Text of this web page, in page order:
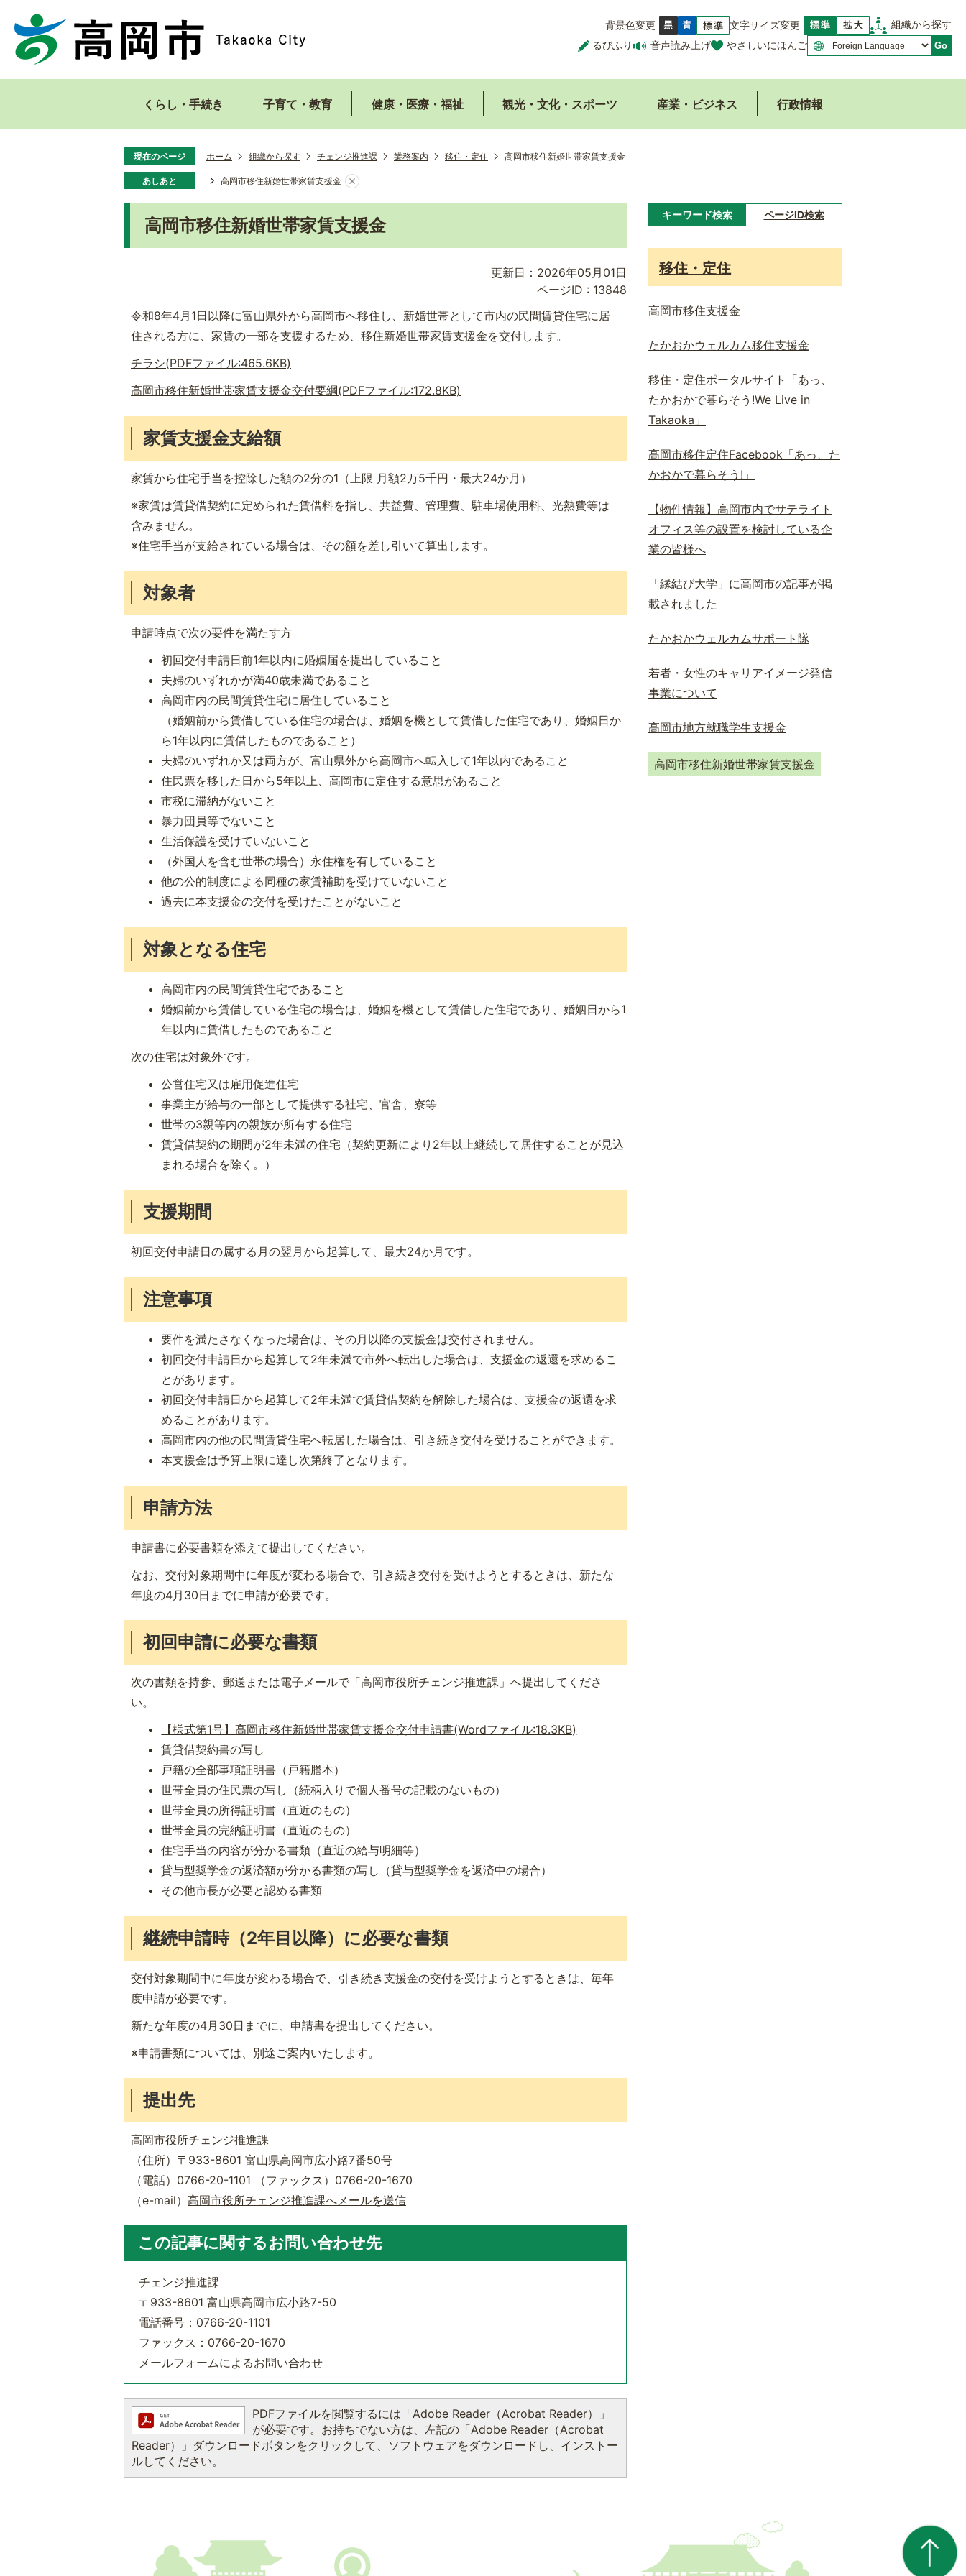
背景色変更 文字サイズ変更
組織から探す
るびふり
音声読み上げ やさしいにほんご Go
くらし・手続き 子育て・教育 健康・医療・福祉 観光・文化・スポーツ 産業・ビジネス 行政情報
現在のページ ホーム 組織から探す チェンジ推進課 業務案内 移住・定住 高岡市移住新婚世帯家賃支援金
あしあと 高岡市移住新婚世帯家賃支援金
高岡市移住新婚世帯家賃支援金
更新日：2026年05月01日
ページID : 13848
令和8年4月1日以降に富山県外から高岡市へ移住し、新婚世帯として市内の民間賃貸住宅に居
住される方に、家賃の一部を支援するため、移住新婚世帯家賃支援金を交付します。
チラシ(PDFファイル:465.6KB)
高岡市移住新婚世帯家賃支援金交付要綱(PDFファイル:172.8KB)
家賃支援金支給額
家賃から住宅手当を控除した額の2分の1（上限 月額2万5千円・最大24か月）
※家賃は賃貸借契約に定められた賃借料を指し、共益費、管理費、駐車場使用料、光熱費等は
含みません。
※住宅手当が支給されている場合は、その額を差し引いて算出します。
対象者
申請時点で次の要件を満たす方
初回交付申請日前1年以内に婚姻届を提出していること
夫婦のいずれかが満40歳未満であること
高岡市内の民間賃貸住宅に居住していること
（婚姻前から賃借している住宅の場合は、婚姻を機として賃借した住宅であり、婚姻日か
ら1年以内に賃借したものであること）
夫婦のいずれか又は両方が、富山県外から高岡市へ転入して1年以内であること
住民票を移した日から5年以上、高岡市に定住する意思があること
市税に滞納がないこと
暴力団員等でないこと
生活保護を受けていないこと
（外国人を含む世帯の場合）永住権を有していること
他の公的制度による同種の家賃補助を受けていないこと
過去に本支援金の交付を受けたことがないこと
対象となる住宅
高岡市内の民間賃貸住宅であること
婚姻前から賃借している住宅の場合は、婚姻を機として賃借した住宅であり、婚姻日から1
年以内に賃借したものであること
次の住宅は対象外です。
公営住宅又は雇用促進住宅
事業主が給与の一部として提供する社宅、官舎、寮等
世帯の3親等内の親族が所有する住宅
賃貸借契約の期間が2年未満の住宅（契約更新により2年以上継続して居住することが見込
まれる場合を除く。）
支援期間
初回交付申請日の属する月の翌月から起算して、最大24か月です。
注意事項
要件を満たさなくなった場合は、その月以降の支援金は交付されません。
初回交付申請日から起算して2年未満で市外へ転出した場合は、支援金の返還を求めるこ
とがあります。
初回交付申請日から起算して2年未満で賃貸借契約を解除した場合は、支援金の返還を求
めることがあります。
高岡市内の他の民間賃貸住宅へ転居した場合は、引き続き交付を受けることができます。
本支援金は予算上限に達し次第終了となります。
申請方法
申請書に必要書類を添えて提出してください。
なお、交付対象期間中に年度が変わる場合で、引き続き交付を受けようとするときは、新たな
年度の4月30日までに申請が必要です。
初回申請に必要な書類
次の書類を持参、郵送または電子メールで「高岡市役所チェンジ推進課」へ提出してくださ
い。
【様式第1号】高岡市移住新婚世帯家賃支援金交付申請書(Wordファイル:18.3KB)
賃貸借契約書の写し
戸籍の全部事項証明書（戸籍謄本）
世帯全員の住民票の写し（続柄入りで個人番号の記載のないもの）
世帯全員の所得証明書（直近のもの）
世帯全員の完納証明書（直近のもの）
住宅手当の内容が分かる書類（直近の給与明細等）
貸与型奨学金の返済額が分かる書類の写し（貸与型奨学金を返済中の場合）
その他市長が必要と認める書類
継続申請時（2年目以降）に必要な書類
交付対象期間中に年度が変わる場合で、引き続き支援金の交付を受けようとするときは、毎年
度申請が必要です。
新たな年度の4月30日までに、申請書を提出してください。
※申請書類については、別途ご案内いたします。
提出先
高岡市役所チェンジ推進課
（住所）〒933-8601 富山県高岡市広小路7番50号
（電話）0766-20-1101 （ファックス）0766-20-1670
（e-mail） 高岡市役所チェンジ推進課へメールを送信
この記事に関するお問い合わせ先
チェンジ推進課
〒933-8601 富山県高岡市広小路7-50
電話番号：0766-20-1101
ファックス：0766-20-1670
メールフォームによるお問い合わせ
PDFファイルを閲覧するには「Adobe Reader（Acrobat Reader）」
が必要です。お持ちでない方は、左記の「Adobe Reader（Acrobat
Reader）」ダウンロードボタンをクリックして、ソフトウェアをダウンロードし、インストー
ルしてください。
キーワード検索 ページID検索
ー
ワ
ー
検
移住・定住
高岡市移住支援金
たかおかウェルカム移住支援金
移住・定住ポータルサイト「あっ、
たかおかで暮らそう!We Live in
Takaoka」
高岡市移住定住Facebook「あっ、た
かおかで暮らそう!」
【物件情報】高岡市内でサテライト
オフィス等の設置を検討している企
業の皆様へ
「縁結び大学」に高岡市の記事が掲
載されました
たかおかウェルカムサポート隊
若者・女性のキャリアイメージ発信
事業について
高岡市地方就職学生支援金
高岡市移住新婚世帯家賃支援金